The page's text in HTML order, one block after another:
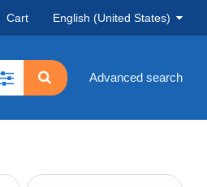
Cart English (United States)
Advanced search